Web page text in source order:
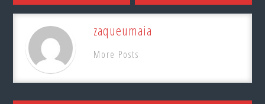
zaqueumaia
More Posts